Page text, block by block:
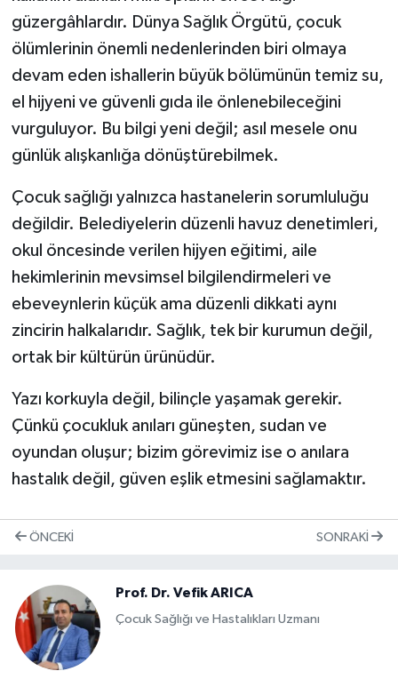
güzergâhlardır. Dünya Sağlık Örgütü, çocuk
ölümlerinin önemli nedenlerinden biri olmaya
devam eden ishallerin büyük bölümünün temiz su,
el hijyeni ve güvenli gıda ile önlenebileceğini
vurguluyor. Bu bilgi yeni değil; asıl mesele onu
günlük alışkanlığa dönüştürebilmek.
Çocuk sağlığı yalnızca hastanelerin sorumluluğu
değildir. Belediyelerin düzenli havuz denetimleri,
okul öncesinde verilen hijyen eğitimi, aile
hekimlerinin mevsimsel bilgilendirmeleri ve
ebeveynlerin küçük ama düzenli dikkati aynı
zincirin halkalarıdır. Sağlık, tek bir kurumun değil,
ortak bir kültürün ürünüdür.
Yazı korkuyla değil, bilinçle yaşamak gerekir.
Çünkü çocukluk anıları güneşten, sudan ve
oyundan oluşur; bizim görevimiz ise o anılara
hastalık değil, güven eşlik etmesini sağlamaktır.
ÖNCEKI SONRAKI
Prof. Dr. Vefik ARICA
Çocuk Sağlığı ve Hastalıkları Uzmanı